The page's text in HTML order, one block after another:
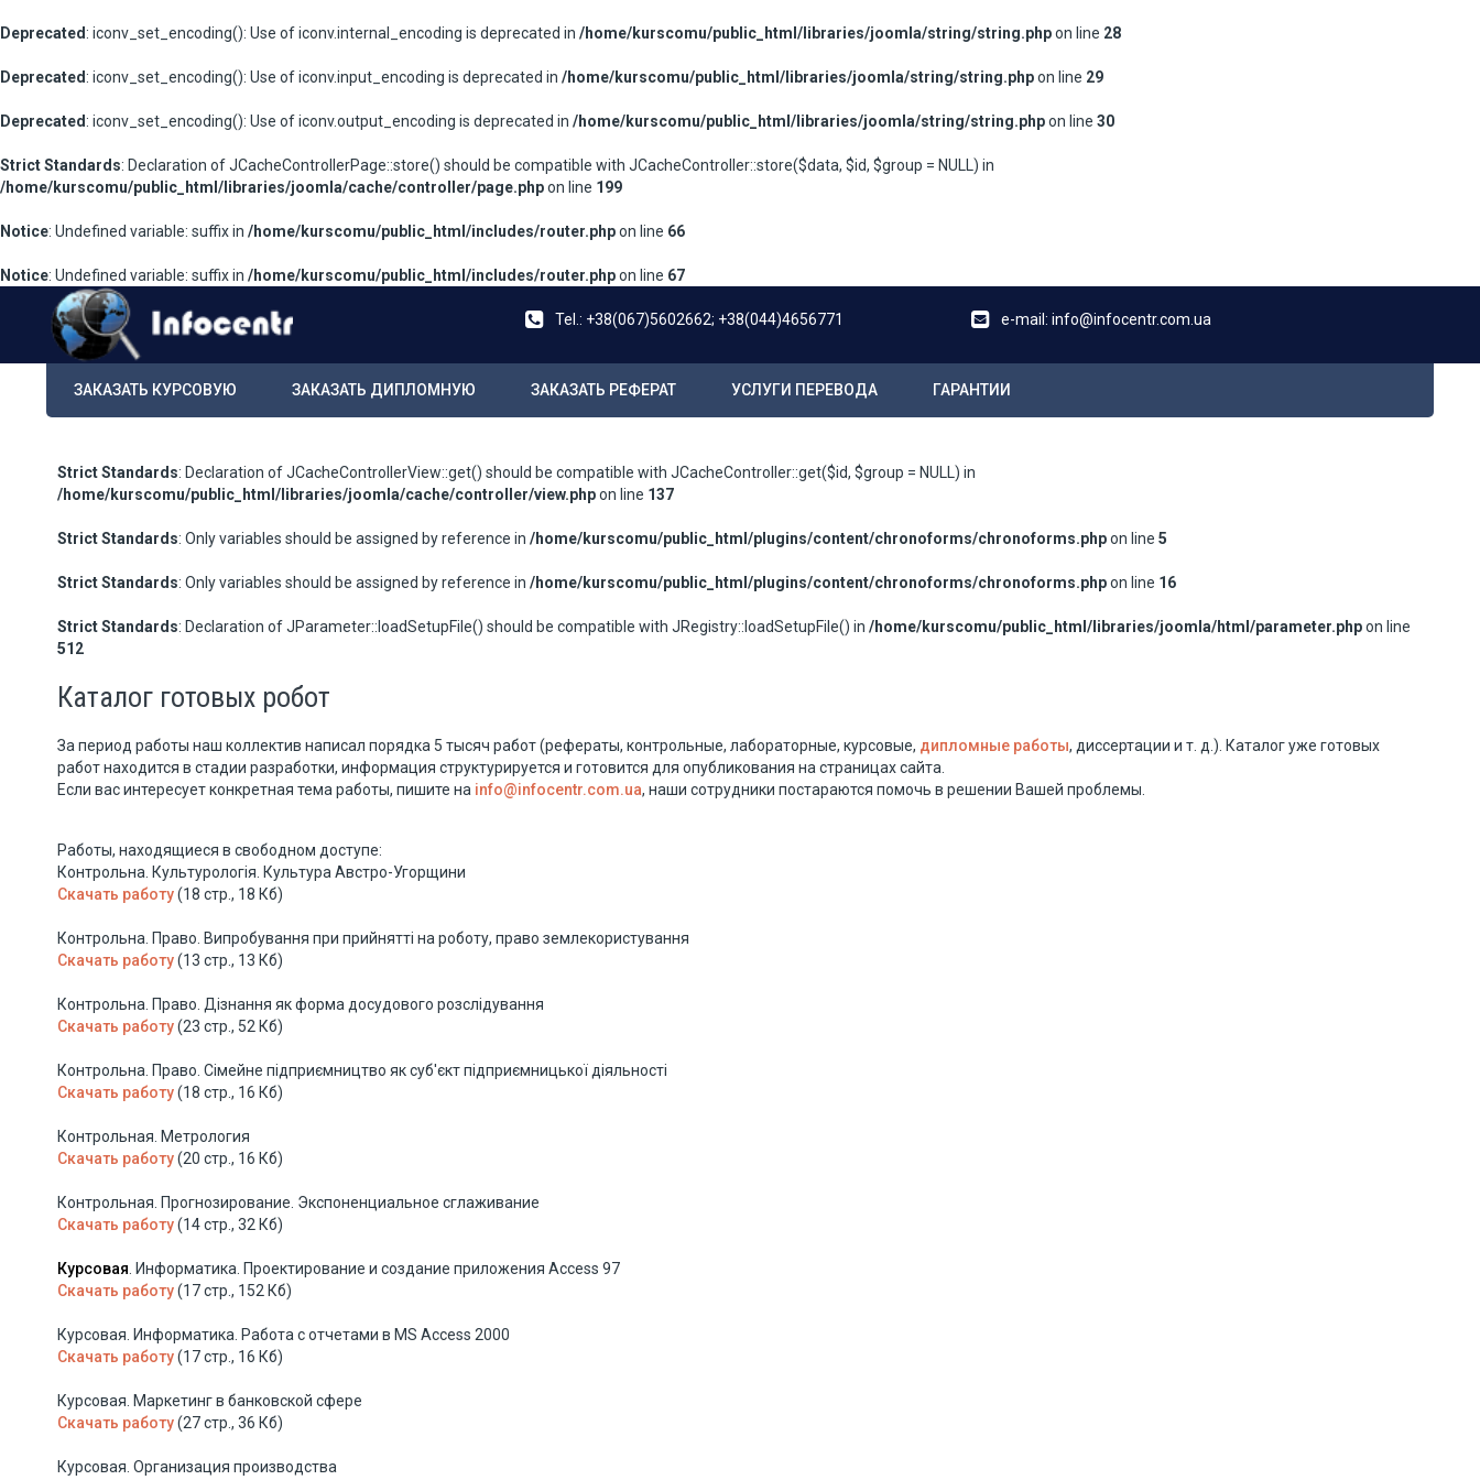
Deprecated: iconv_set_encoding(): Use of iconv.internal_encoding is deprecated in /home/kurscomu/public_html/libraries/joomla/string/string.phpon line 28
Deprecated: iconv_set_encoding(): Use of iconv.input_encoding is deprecated in /home/kurscomu/public_html/libraries/joomla/string/string.phpon line 29
Deprecated: iconv_set_encoding(): Use of iconv.output_encoding is deprecated in /home/kurscomu/public_html/libraries/joomla/string/string.phpon line 30
Strict Standards: Declaration of JCacheControllerPage::store() should be compatible with JCacheController::store($data, $id, $group = NULL) in
/home/kurscomu/public_html/libraries/joomla/cache/controller/page.phpon line 199
Notice: Undefined variable: suffix in /home/kurscomu/public_html/includes/router.phpon line 66
Notice: Undefined variable: suffix in /home/kurscomu/public_html/includes/router.phpon line 67
Tel.: +38(067)5602662; +38(044)4656771 e-mail: info@infocentr.com.ua
ЗАКАЗАТЬ КУРСОВУЮ ЗАКАЗАТЬ ДИПЛОМНУЮ ЗАКАЗАТЬ РЕФЕРАТ УСЛУГИ ПЕРЕВОДА ГАРАНТИИ
Strict Standards: Declaration of JCacheControllerView::get() should be compatible with JCacheController::get($id, $group = NULL) in
/home/kurscomu/public_html/libraries/joomla/cache/controller/view.phpon line 137
Strict Standards: Only variables should be assigned by reference in /home/kurscomu/public_html/plugins/content/chronoforms/chronoforms.phpon line 5
Strict Standards: Only variables should be assigned by reference in /home/kurscomu/public_html/plugins/content/chronoforms/chronoforms.phpon line 16
Strict Standards: Declaration of JParameter::loadSetupFile() should be compatible with JRegistry::loadSetupFile() in /home/kurscomu/public_html/libraries/joomla/html/parameter.phpon line
512
Каталог готовых робот
За период работы наш коллектив написал порядка 5 тысяч работ (рефераты, контрольные, лабораторные, курсовые, дипломные работы, диссертации и т. д.). Каталог уже готовых
работ находится в стадии разработки, информация структурируется и готовится для опубликования на страницах сайта.
Если вас интересует конкретная тема работы, пишите на info@infocentr.com.ua, наши сотрудники постараются помочь в решении Вашей проблемы.
Работы, находящиеся в свободном доступе:
Контрольна. Культурологія. Культура Австро-Угорщини
Скачать работу(18 стр., 18 Кб)
Контрольна. Право. Випробування при прийнятті на роботу, право землекористування
Скачать работу(13 стр., 13 Кб)
Контрольна. Право. Дізнання як форма досудового розслідування
Скачать работу(23 стр., 52 Кб)
Контрольна. Право. Сімейне підприємництво як суб'єкт підприємницької діяльності
Скачать работу(18 стр., 16 Кб)
Контрольная. Метрология
Скачать работу(20 стр., 16 Кб)
Контрольная. Прогнозирование. Экспоненциальное сглаживание
Скачать работу(14 стр., 32 Кб)
Курсовая. Информатика. Проектирование и создание приложения Access 97
Скачать работу(17 стр., 152 Кб)
Курсовая. Информатика. Работа с отчетами в MS Access 2000
Скачать работу(17 стр., 16 Кб)
Курсовая. Маркетинг в банковской сфере
Скачать работу(27 стр., 36 Кб)
Курсовая. Организация производства